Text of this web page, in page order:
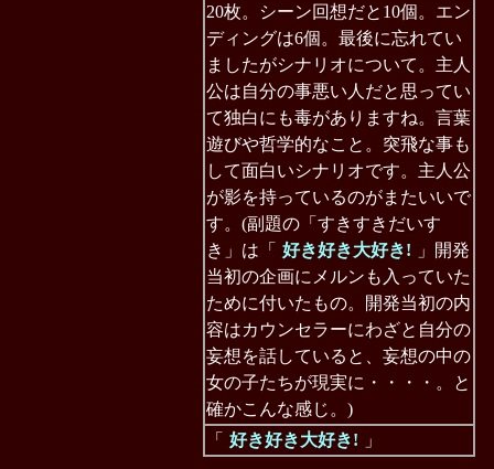
20枚。シーン回想だと10個。エン
ディングは6個。最後に忘れてい
ましたがシナリオについて。主人
公は自分の事悪い人だと思ってい
て独白にも毒がありますね。言葉
遊びや哲学的なこと。突飛な事も
して面白いシナリオです。主人公
が影を持っているのがまたいいで
す。(副題の「すきすきだいす
き」は「
好き好き大好き!
」開発
当初の企画にメルンも入っていた
ために付いたもの。開発当初の内
容はカウンセラーにわざと自分の
妄想を話していると、妄想の中の
女の子たちが現実に・・・・。と
確かこんな感じ。)
「
好き好き大好き! 」